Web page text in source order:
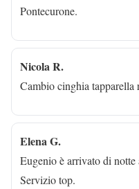
Pontecurone.
Nicola R.
Cambio cinghia tapparella
Elena G.
Eugenio è arrivato di notte
Servizio top.